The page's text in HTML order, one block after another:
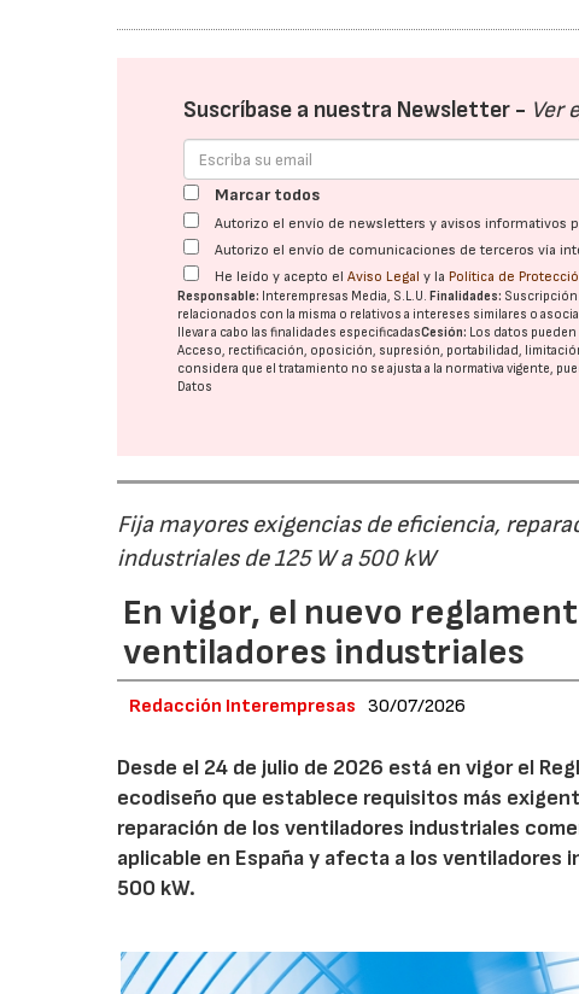
Suscríbase a nuestra Newsletter - Ver
Marcar todos
Autorizo el envío de newsletters y avisos informativos
Autorizo el envío de comunicaciones de terceros vía
He leído y acepto elAviso Legal y la Política de
Responsable: Interempresas Media, S.L.U. Finalidades: Suscripción
relacionados con la misma o relativos a intereses similares o
llevar a cabo las finalidades especificadasCesión: Los datos
Acceso, rectificación, oposición, supresión, portabilidad,
considera que el tratamiento no se ajusta a la normativa vigente,
Datos
Fija mayores exigencias de eficiencia,
industriales de 125 W a 500 kW
En vigor, el nuevo
ventiladores industriales
Redacción Interempresas 30/07/2026
Desde el 24 de julio de 2026 está en vigor el
ecodiseño que establece requisitos más
reparación de los ventiladores industriales
aplicable en España y afecta a los
500 kW.